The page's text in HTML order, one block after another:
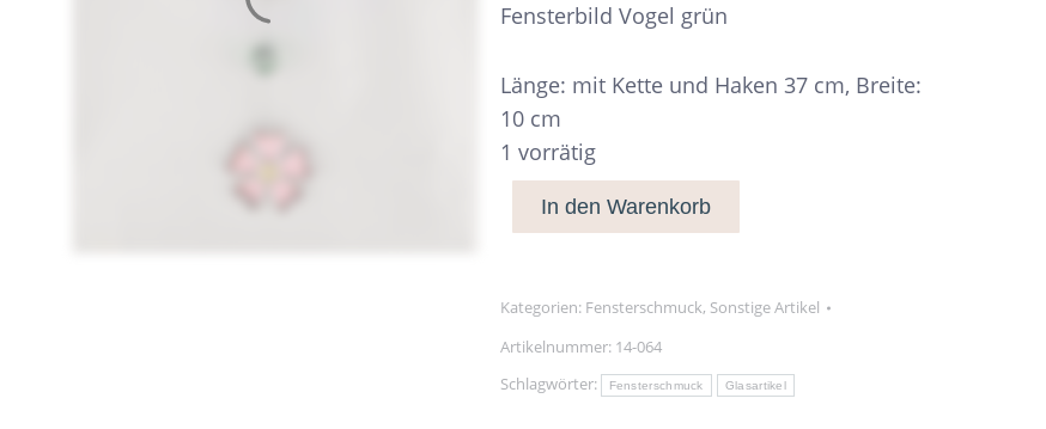
Fensterbild Vogel grün
Länge: mit Kette und Haken 37 cm, Breite:
10 cm
1 vorrätig
In den Warenkorb
Kategorien: Fensterschmuck, Sonstige Artikel
Artikelnummer: 14-064
Schlagwörter:
Fensterschmuck Glasartikel